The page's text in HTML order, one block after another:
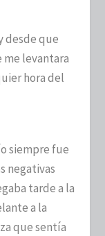
desde que
levantara
hora del
siempre fue
negativas
tarde a la
a la
que sentía